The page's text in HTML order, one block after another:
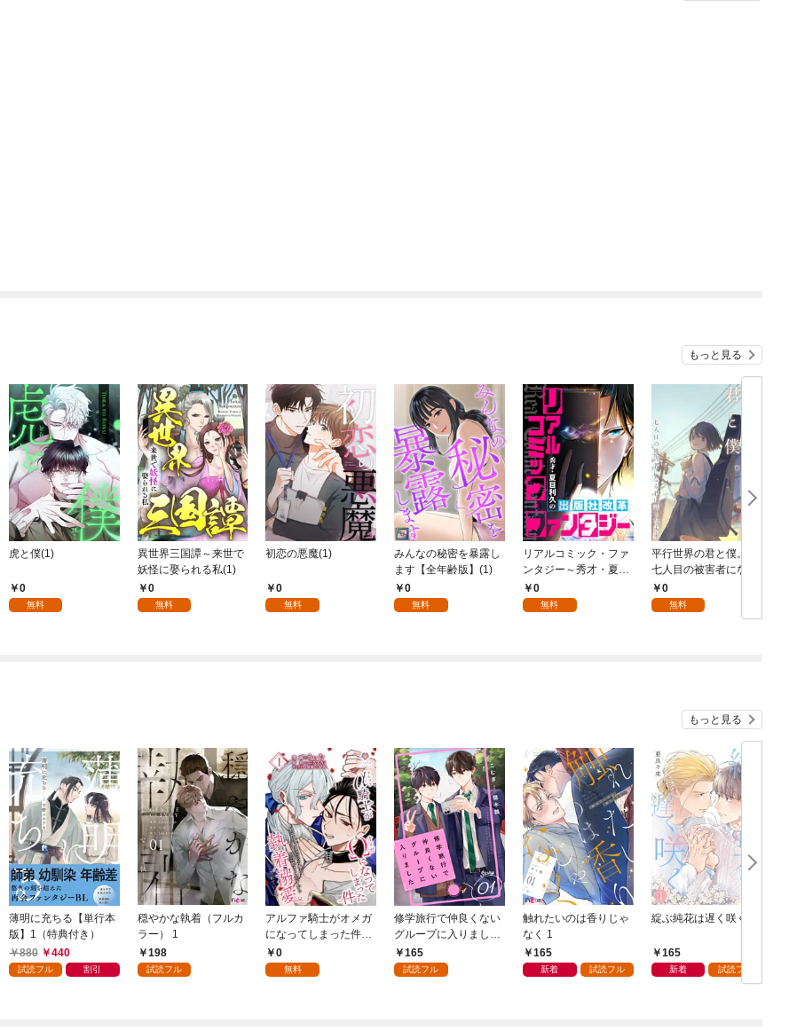
もっと見る
虎と僕(1)
0
無料
異世界三国譚～来世で
妖怪に娶られる私(1)
0
無料
初恋の悪魔(1)
0
無料
みんなの秘密を暴露し
ます【全年齢版】(1)
0
無料
リアルコミック・ファ
ンタジー～秀才・夏目
利久の出版社改革(1)
0
無料
平行世界の君と僕。～
七人目の被害者になる
君に託した未来～(1)
0
無料
もっと見る
薄明に充ちる【単行本
版】1（特典付き）
880
440
試読フル 割引
穏やかな執着（フルカ
ラー） 1
198
試読フル
アルファ騎士がオメガ
になってしまった件～
最強α騎士団長の俺
が、世話焼きα部下か
0
無料
修学旅行で仲良くない
グループに入りました
【単話版】1巻
165
試読フル
触れたいのは香りじゃ
なく 1
165
新着 試読フル
綻ぶ純花は遅く咲く 1
165
新着 試読フル